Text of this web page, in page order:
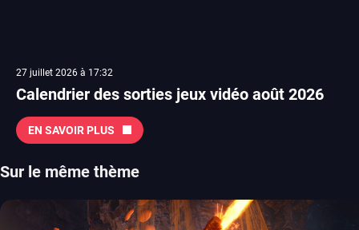
27 juillet 2026 à 17:32
Calendrier des sorties jeux vidéo août 2026
EN SAVOIR PLUS
Sur le même thème